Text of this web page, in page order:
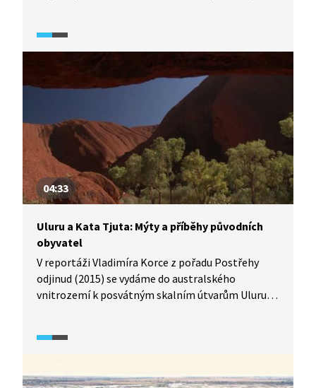
nám ani jeho hlavní architektonické ikony.
04:33
Uluru a Kata Tjuta: Mýty a příběhy původních
obyvatel
V reportáži Vladimíra Korce z pořadu Postřehy
odjinud (2015) se vydáme do australského
vnitrozemí k posvátným skalním útvarům Uluru
vážou.